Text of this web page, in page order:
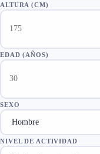
ALTURA (CM)
EDAD (AÑOS)
SEXO
NIVEL DE ACTIVIDAD